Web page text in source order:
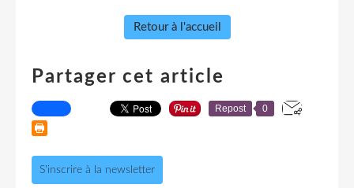
Retour à l'accueil
Partager cet article
Repost 0
S'inscrire à la newsletter